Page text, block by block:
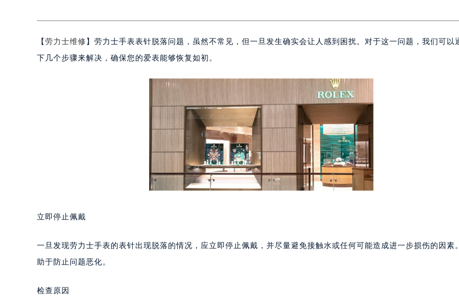
【 劳力士维修 】劳力士手表表针脱落问题，虽然不常见，但一旦发生确实会让人感到困扰。对于这一问题，我们可以
下几个步骤来解决，确保您的爱表能够恢复如初。
立即停止佩戴
一旦发现劳力士手表的表针出现脱落的情况，应立即停止佩戴，并尽量避免接触水或任何可能造成进一步损伤的因素
助于防止问题恶化。
检查原因